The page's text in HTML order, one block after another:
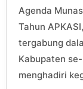
Agenda
Tahun
tergabung
Kabupaten
menghadiri